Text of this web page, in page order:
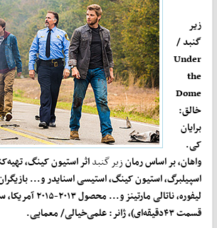
زیر
گنبد /
Under
the
Dome
خالق:
برایان
کی.
واهان، بر اساس رمانزیر گنبداثر استیون کینگ،
اسپیلبرگ، استیون کینگ، استیسی اسنایدر و...
قسمت ۴۳دقیقه‌‌ای)، ژانر: علمی‌خیالی/ معمایی.